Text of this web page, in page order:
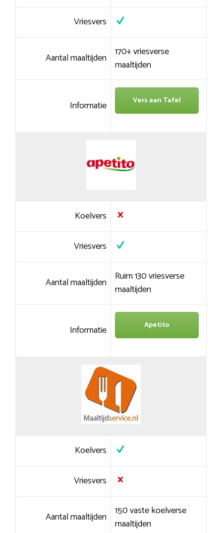
Vriesvers
Aantal maaltijden 170+ vriesverse
maaltijden
Informatie Vers aan Tafel
Koelvers
Vriesvers
Aantal maaltijden Ruim 130 vriesverse
maaltijden
Informatie Apetito
Koelvers
Vriesvers
Aantal maaltijden 150 vaste koelverse
maaltijden